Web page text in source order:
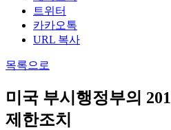
트위터
카카오톡
URL 복사
목록으로
미국 부시행정부의
제한조치